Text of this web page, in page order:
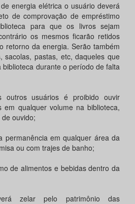
energia elétrica o usuário deverá
de comprovação de empréstimo
para que os livros sejam
os mesmos ficarão retidos
retorno da energia. Serão também
sacolas, pastas, etc, daqueles que
biblioteca durante o período de falta
outros usuários é proibido ouvir
em qualquer volume na biblioteca,
ouvido;
permanência em qualquer área da
ou com trajes de banho;
de alimentos e bebidas dentro da
zelar pelo patrimônio das